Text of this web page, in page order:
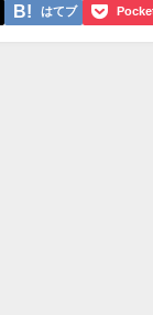
はてブ